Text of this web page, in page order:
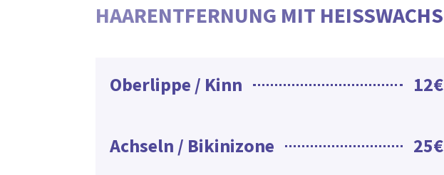
HAARENTFERNUNG MIT HEISSWACHS
Oberlippe / Kinn 12€
Achseln / Bikinizone 25€